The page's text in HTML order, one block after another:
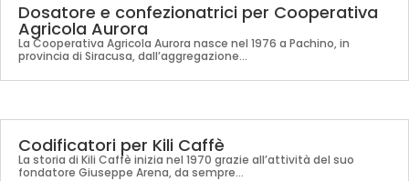
Dosatore e confezionatrici per Cooperativa
Agricola Aurora
La Cooperativa Agricola Aurora nasce nel 1976 a Pachino, in
provincia di Siracusa, dall’aggregazione…
Codificatori per Kili Caffè
La storia di Kili Caffè inizia nel 1970 grazie all’attività del suo
fondatore Giuseppe Arena, da sempre…